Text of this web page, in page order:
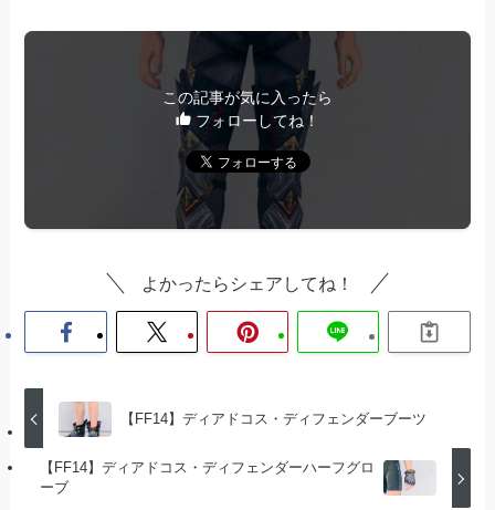
この記事が気に入ったら
フォローしてね！
よかったらシェアしてね！
【FF14】ディアドコス・ディフェンダーブーツ
【FF14】ディアドコス・ディフェンダーハーフグロ
ーブ